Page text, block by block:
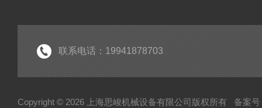
联系电话：19941878703
Copyright © 2026 上海思峻机械设备有限公司版权所有 备案号